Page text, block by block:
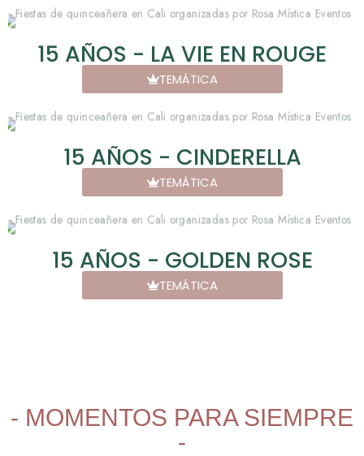
15 AÑOS - LA VIE EN ROUGE
TEMÁTICA
15 AÑOS - CINDERELLA
TEMÁTICA
15 AÑOS - GOLDEN ROSE
TEMÁTICA
- MOMENTOS PARA SIEMPRE
-